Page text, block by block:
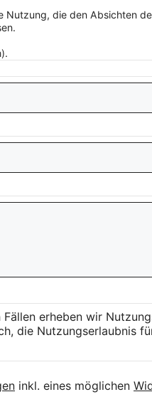
Nutzung, die den Absichten
erheben wir
die Nutzungserlaubnis
inkl. eines möglichen